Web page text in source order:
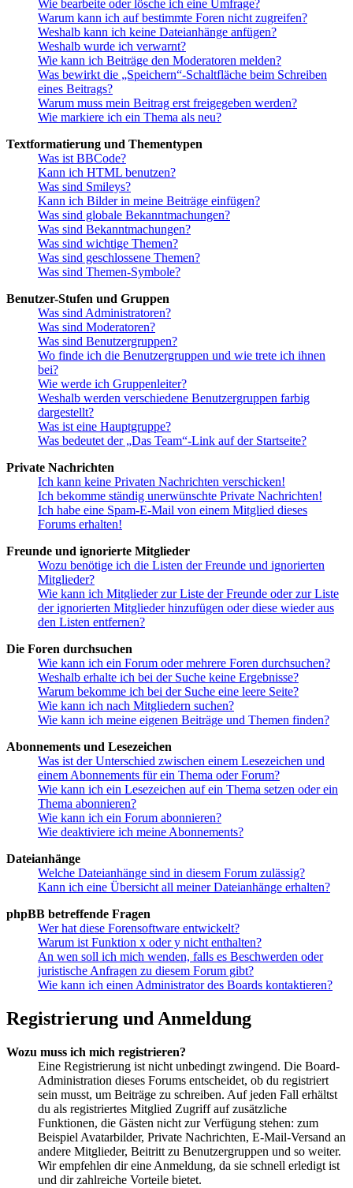
Wie bearbeite oder lösche ich eine Umfrage?
Warum kann ich auf bestimmte Foren nicht zugreifen?
Weshalb kann ich keine Dateianhänge anfügen?
Weshalb wurde ich verwarnt?
Wie kann ich Beiträge den Moderatoren melden?
Was bewirkt die „Speichern“-Schaltfläche beim Schreiben
eines Beitrags?
Warum muss mein Beitrag erst freigegeben werden?
Wie markiere ich ein Thema als neu?
Textformatierung und Thementypen
Was ist BBCode?
Kann ich HTML benutzen?
Was sind Smileys?
Kann ich Bilder in meine Beiträge einfügen?
Was sind globale Bekanntmachungen?
Was sind Bekanntmachungen?
Was sind wichtige Themen?
Was sind geschlossene Themen?
Was sind Themen-Symbole?
Benutzer-Stufen und Gruppen
Was sind Administratoren?
Was sind Moderatoren?
Was sind Benutzergruppen?
Wo finde ich die Benutzergruppen und wie trete ich ihnen
bei?
Wie werde ich Gruppenleiter?
Weshalb werden verschiedene Benutzergruppen farbig
dargestellt?
Was ist eine Hauptgruppe?
Was bedeutet der „Das Team“-Link auf der Startseite?
Private Nachrichten
Ich kann keine Privaten Nachrichten verschicken!
Ich bekomme ständig unerwünschte Private Nachrichten!
Ich habe eine Spam-E-Mail von einem Mitglied dieses
Forums erhalten!
Freunde und ignorierte Mitglieder
Wozu benötige ich die Listen der Freunde und ignorierten
Mitglieder?
Wie kann ich Mitglieder zur Liste der Freunde oder zur Liste
der ignorierten Mitglieder hinzufügen oder diese wieder aus
den Listen entfernen?
Die Foren durchsuchen
Wie kann ich ein Forum oder mehrere Foren durchsuchen?
Weshalb erhalte ich bei der Suche keine Ergebnisse?
Warum bekomme ich bei der Suche eine leere Seite?
Wie kann ich nach Mitgliedern suchen?
Wie kann ich meine eigenen Beiträge und Themen finden?
Abonnements und Lesezeichen
Was ist der Unterschied zwischen einem Lesezeichen und
einem Abonnements für ein Thema oder Forum?
Wie kann ich ein Lesezeichen auf ein Thema setzen oder ein
Thema abonnieren?
Wie kann ich ein Forum abonnieren?
Wie deaktiviere ich meine Abonnements?
Dateianhänge
Welche Dateianhänge sind in diesem Forum zulässig?
Kann ich eine Übersicht all meiner Dateianhänge erhalten?
phpBB betreffende Fragen
Wer hat diese Forensoftware entwickelt?
Warum ist Funktion x oder y nicht enthalten?
An wen soll ich mich wenden, falls es Beschwerden oder
juristische Anfragen zu diesem Forum gibt?
Wie kann ich einen Administrator des Boards kontaktieren?
Registrierung und Anmeldung
Wozu muss ich mich registrieren?
Eine Registrierung ist nicht unbedingt zwingend. Die Board-
Administration dieses Forums entscheidet, ob du registriert
sein musst, um Beiträge zu schreiben. Auf jeden Fall erhältst
du als registriertes Mitglied Zugriff auf zusätzliche
Funktionen, die Gästen nicht zur Verfügung stehen: zum
Beispiel Avatarbilder, Private Nachrichten, E-Mail-Versand an
andere Mitglieder, Beitritt zu Benutzergruppen und so weiter.
Wir empfehlen dir eine Anmeldung, da sie schnell erledigt ist
und dir zahlreiche Vorteile bietet.